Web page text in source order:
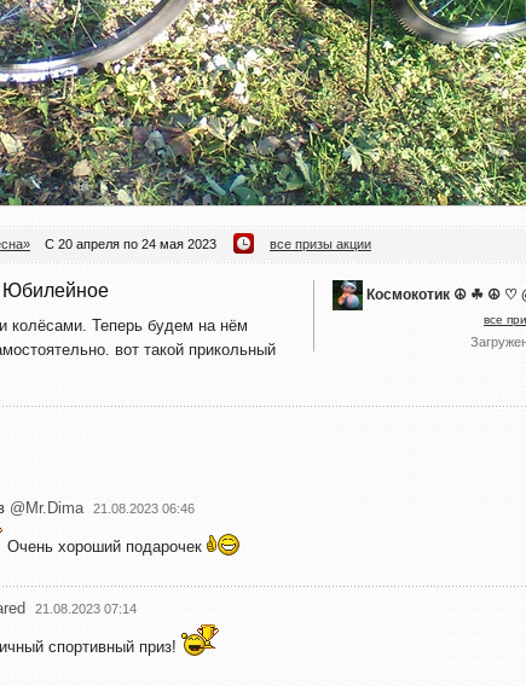
С 20 апреля по 24 мая 2023 все призы акции
Космокотик ☮ ☘ ☮ ♡
все
Юбилейное
колёсами. Теперь будем на нём
вот такой прикольный
@Mr.Dima 21.08.2023 06:46
Очень хороший подарочек
21.08.2023 07:14
спортивный приз!